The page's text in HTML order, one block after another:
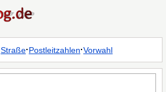
Straße·Postleitzahlen·Vorwahl